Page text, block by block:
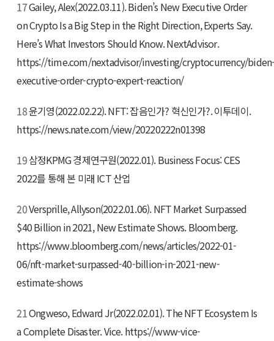
17Gailey, Alex(2022.03.11). Biden’s New Executive Order
on Crypto Is a Big Step in the Right Direction, Experts Say.
Here’s What Investors Should Know. NextAdvisor.
https://time.com/nextadvisor/investing/cryptocurrency/
executive-order-crypto-expert-reaction/
18윤기영(2022.02.22). NFT: 잡음인가? 혁신인가?. 이투데이.
https://news.nate.com/view/20220222n01398
19삼정KPMG 경제연구원(2022.01). Business Focus: CES
2022를 통해 본 미래 ICT 산업
20Versprille, Allyson(2022.01.06). NFT Market Surpassed
$40 Billion in 2021, New Estimate Shows. Bloomberg.
https://www.bloomberg.com/news/articles/2022-01-
06/nft-market-surpassed-40-billion-in-2021-new-
estimate-shows
21Ongweso, Edward Jr(2022.02.01). The NFT Ecosystem Is
a Complete Disaster. Vice. https://www-vice-